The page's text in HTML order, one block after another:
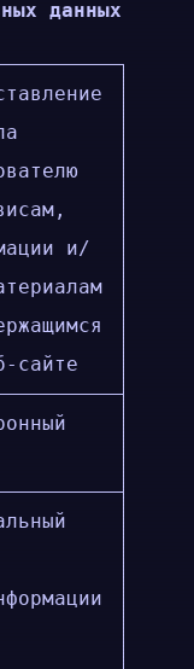
данных
и/
сайте